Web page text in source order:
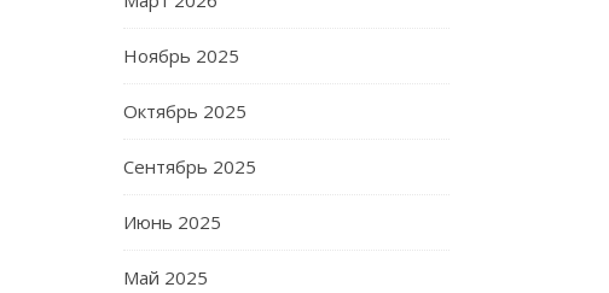
Ноябрь 2025
Октябрь 2025
Сентябрь 2025
Июнь 2025
Май 2025